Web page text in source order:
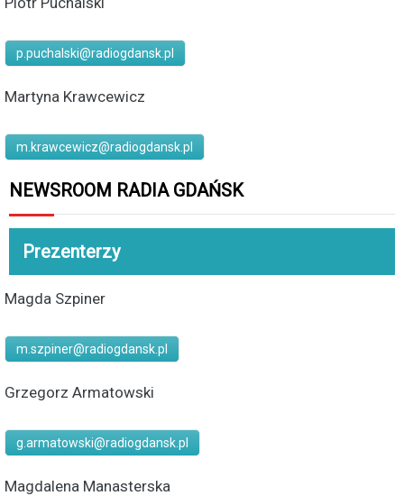
p.puchalski@radiogdansk.pl
Martyna Krawcewicz
m.krawcewicz@radiogdansk.pl
NEWSROOM RADIA GDAŃSK
Prezenterzy
Magda Szpiner
m.szpiner@radiogdansk.pl
Grzegorz Armatowski
g.armatowski@radiogdansk.pl
Magdalena Manasterska